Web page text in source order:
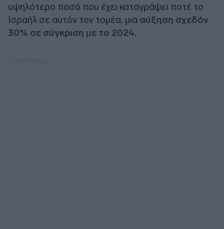
υψηλότερο ποσό που έχει καταγράψει ποτέ το
Ισραήλ σε αυτόν τον τομέα, μια αύξηση σχεδόν
30% σε σύγκριση με το 2024.